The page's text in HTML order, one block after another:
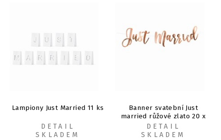
Lampiony Just Married 11 ks
DETAIL
SKLADEM
Banner svatební Just
married růžové zlato 20 x
77 cm
DETAIL
SKLADEM